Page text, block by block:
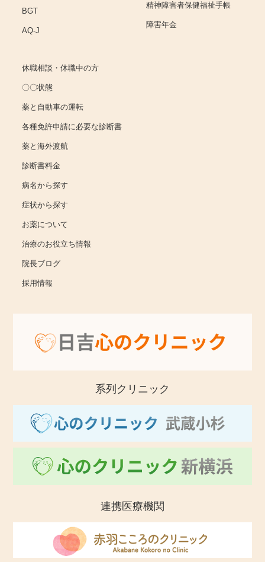
BGT
AQ-J
精神障害者保健福祉手帳
障害年金
休職相談・休職中の方
〇〇状態
薬と自動車の運転
各種免許申請に必要な診断書
薬と海外渡航
診断書料金
病名から探す
症状から探す
お薬について
治療のお役立ち情報
院長ブログ
採用情報
系列クリニック
連携医療機関